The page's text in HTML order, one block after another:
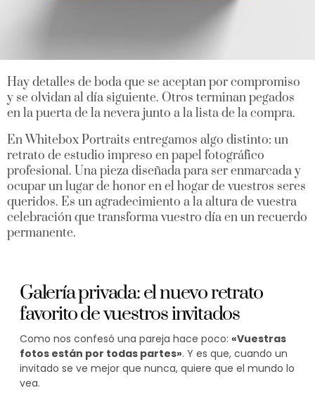
Hay detalles de boda que se aceptan por compromiso
y se olvidan al día siguiente. Otros terminan pegados
en la puerta de la nevera junto a la lista de la compra.
En Whitebox Portraits entregamos algo distinto: un
retrato de estudio impreso en papel fotográfico
profesional. Una pieza diseñada para ser enmarcada y
ocupar un lugar de honor en el hogar de vuestros seres
queridos. Es un agradecimiento a la altura de vuestra
celebración que transforma vuestro día en un recuerdo
permanente.
Galería privada: el nuevo retrato
favorito de vuestros invitados
Como nos confesó una pareja hace poco: «Vuestras
fotos están por todas partes». Y es que, cuando un
invitado se ve mejor que nunca, quiere que el mundo lo
vea.